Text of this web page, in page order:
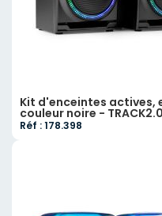
Kit d'enceintes actives,
couleur noire - TRACK2.0
Réf : 178.398